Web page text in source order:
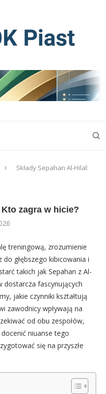
Składy Sepahan Al-Hilal:
zagra w hicie?
treningową, zrozumienie
głębszego kibicowania i
takich jak Sepahan z Al-
dostarcza fascynujących
jakie czynniki kształtują
zawodnicy wpływają na
od obu zespołów,
niuanse tego
się na przyszłe